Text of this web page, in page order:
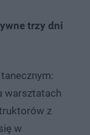
trzy dni
warsztatach
z
w